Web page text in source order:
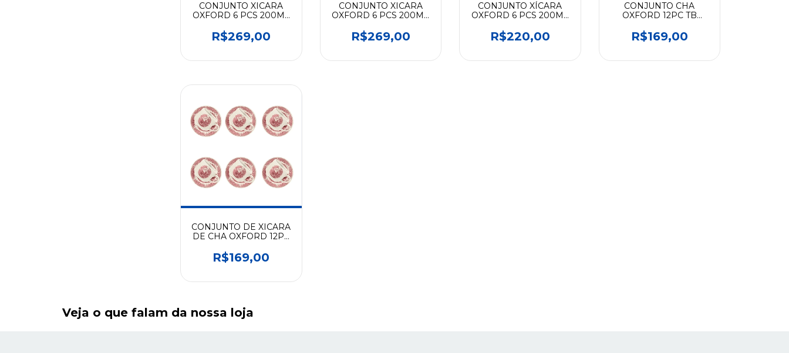
CONJUNTO XICARA
OXFORD 6 PCS 200ML
R$269,00
CONJUNTO XICARA
OXFORD 6 PCS 200ML
R$269,00
CONJUNTO XÍCARA
OXFORD 6 PCS 200ML
R$220,00
CONJUNTO CHA
OXFORD 12PC TB
AT13
R$169,00
CONJUNTO DE XICARA
DE CHA OXFORD 12PC
R$169,00
Veja o que falam da nossa loja